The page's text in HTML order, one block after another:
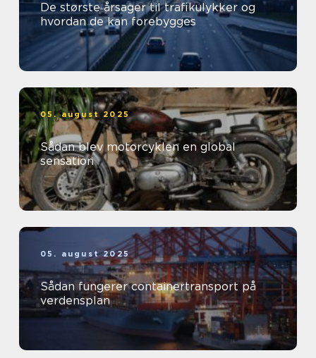
De største årsager til trafikulykker og
hvordan de kan forebygges
05. august 2025
Sådan blev motorcyklen en global
sensation
05. august 2025
Sådan fungerer containertransport på
verdensplan